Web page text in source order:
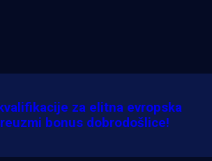
za elitna evropska
bonus dobrodošlice!